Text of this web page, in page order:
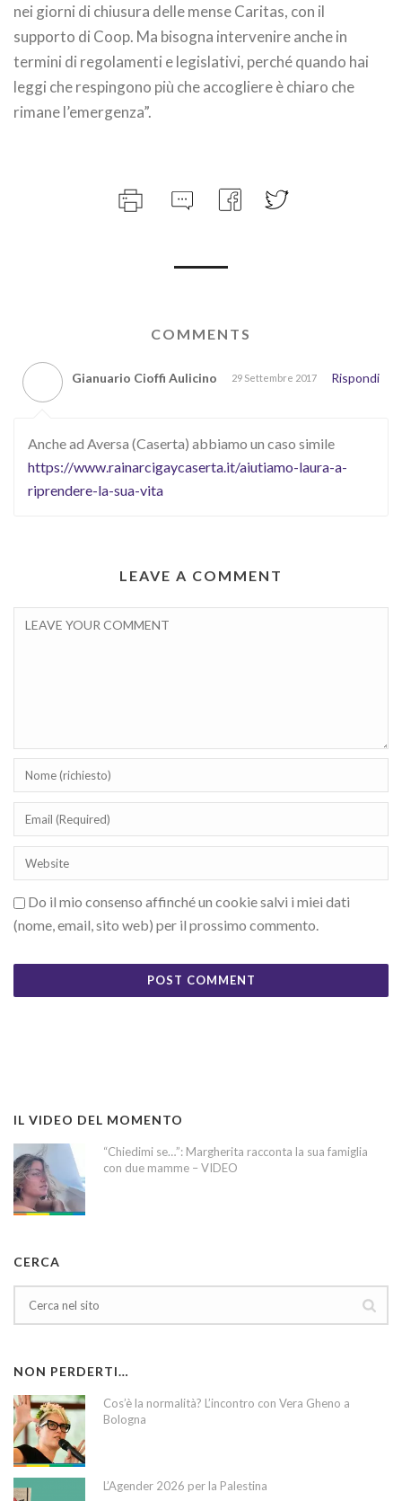
nei giorni di chiusura delle mense Caritas, con il
supporto di Coop. Ma bisogna intervenire anche in
termini di regolamenti e legislativi, perché quando hai
leggi che respingono più che accogliere è chiaro che
rimane l’emergenza”.
COMMENTS
Gianuario Cioffi Aulicino 29 Settembre 2017 Rispondi
Anche ad Aversa (Caserta) abbiamo un caso simile
https://www.rainarcigaycaserta.it/aiutiamo-laura-a-
riprendere-la-sua-vita
LEAVE A COMMENT
Do il mio consenso affinché un cookie salvi i miei dati
(nome, email, sito web) per il prossimo commento.
IL VIDEO DEL MOMENTO
“Chiedimi se…”: Margherita racconta la sua famiglia
con due mamme – VIDEO
CERCA
NON PERDERTI…
Cos’è la normalità? L’incontro con Vera Gheno a
Bologna
L’Agender 2026 per la Palestina